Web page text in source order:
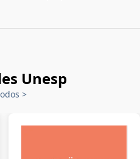
Unesp
>